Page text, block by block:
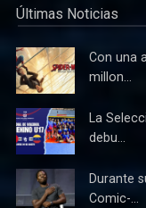
Últimas Noticias
Con una
millon...
La
debu...
Durante
Comic-...